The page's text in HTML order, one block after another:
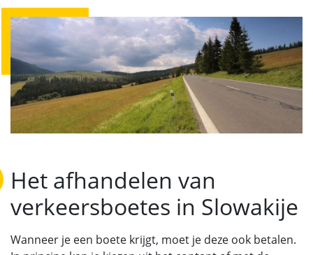
Het afhandelen van
verkeersboetes in Slowakije
Wanneer je een boete krijgt, moet je deze ook betalen.